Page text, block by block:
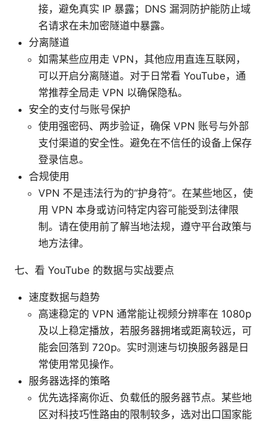
接，避免真实 IP 暴露；DNS 漏洞防护能防止域
名请求在未加密隧道中暴露。
分离隧道
如需某些应用走 VPN，其他应用直连互联网，
可以开启分离隧道。对于日常看 YouTube，通
常推荐全局走 VPN 以确保隐私。
安全的支付与账号保护
使用强密码、两步验证，确保 VPN 账号与外部
支付渠道的安全性。避免在不信任的设备上保存
登录信息。
合规使用
VPN 不是违法行为的“护身符”。在某些地区，使
用 VPN 本身或访问特定内容可能受到法律限
制。请在使用前了解当地法规，遵守平台政策与
地方法律。
七、看 YouTube 的数据与实战要点
速度数据与趋势
高速稳定的 VPN 通常能让视频分辨率在 1080p
及以上稳定播放，若服务器拥堵或距离较远，可
能会回落到 720p。实时测速与切换服务器是日
常使用常见操作。
服务器选择的策略
优先选择离你近、负载低的服务器节点。某些地
区对科技巧性路由的限制较多，选对出口国家能